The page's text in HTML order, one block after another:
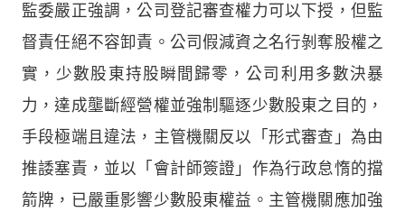
監委嚴正強調，公司登記審查權力可以下授，但監
督責任絕不容卸責。公司假減資之名行剝奪股權之
實，少數股東持股瞬間歸零，公司利用多數決暴
力，達成壟斷經營權並強制驅逐少數股東之目的，
手段極端且違法，主管機關反以「形式審查」為由
推諉塞責，並以「會計師簽證」作為行政怠惰的擋
箭牌，已嚴重影響少數股東權益。主管機關應加強